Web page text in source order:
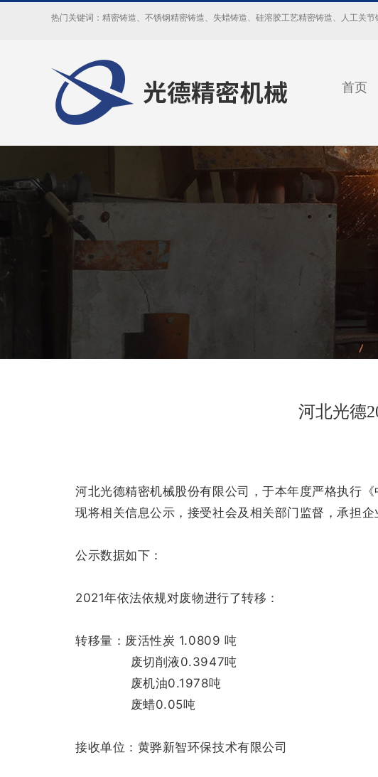
热门关键词： 精密铸造、 不锈钢精密铸造、 失蜡铸造、 硅溶胶工艺精密铸造、 人工关节
首页
河北光德
河北光德精密机械股份有限公司，于本年度严格执行
现将相关信息公示，接受社会及相关部门监督，承担企
公示数据如下：
2021年依法依规对废物进行了转移：
转移量：废活性炭 1.0809 吨
废切削液0.3947吨
废机油0.1978吨
废蜡0.05吨
接收单位：黄骅新智环保技术有限公司